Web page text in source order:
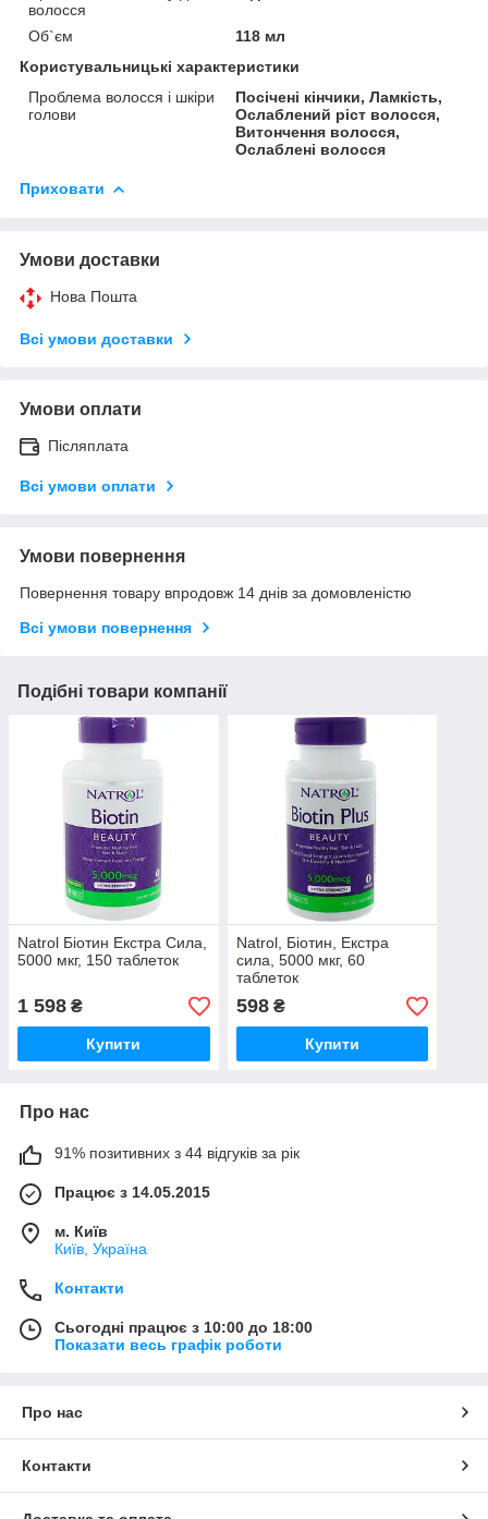
волосся
Об`єм
118 мл
Користувальницькі характеристики
Проблема волосся і шкіри
голови
Посічені кінчики, Ламкість,
Ослаблений ріст волосся,
Витончення волосся,
Ослаблені волосся
Приховати
Умови доставки
Нова Пошта
Всі умови доставки
Умови оплати
Післяплата
Всі умови оплати
Умови повернення
Повернення товару впродовж 14 днів за домовленістю
Всі умови повернення
Подібні товари компанії
Natrol Біотин Екстра Сила,
5000 мкг, 150 таблеток
1 598 ₴
Купити
Natrol, Біотин, Екстра
сила, 5000 мкг, 60
таблеток
598₴
Купити
Про нас
91% позитивних з 44 відгуків за рік
Працює з 14.05.2015
м. Київ
Київ, Україна
Контакти
Сьогодні працює з 10:00 до 18:00
Показати весь графік роботи
Про нас
Контакти